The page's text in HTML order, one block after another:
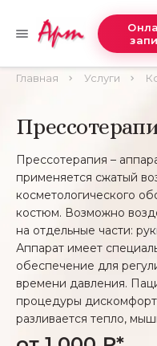
Главная Услуги
Прессотерапия –
применяется сжатый
косметологического
костюм. Возможно
на отдельные части:
Аппарат имеет
обеспечение для
времени давления.
процедуры
разливается тепло,